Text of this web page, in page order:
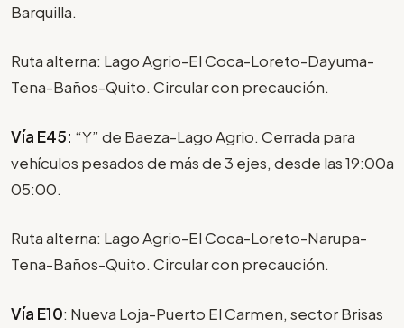
Barquilla.
Ruta alterna: Lago Agrio-El Coca-Loreto-Dayuma-
Tena-Baños-Quito. Circular con precaución.
Vía E45: “Y” de Baeza-Lago Agrio. Cerrada para
vehículos pesados de más de 3 ejes, desde las 19:00a
05:00.
Ruta alterna: Lago Agrio-El Coca-Loreto-Narupa-
Tena-Baños-Quito. Circular con precaución.
Vía E10: Nueva Loja-Puerto El Carmen, sector Brisas